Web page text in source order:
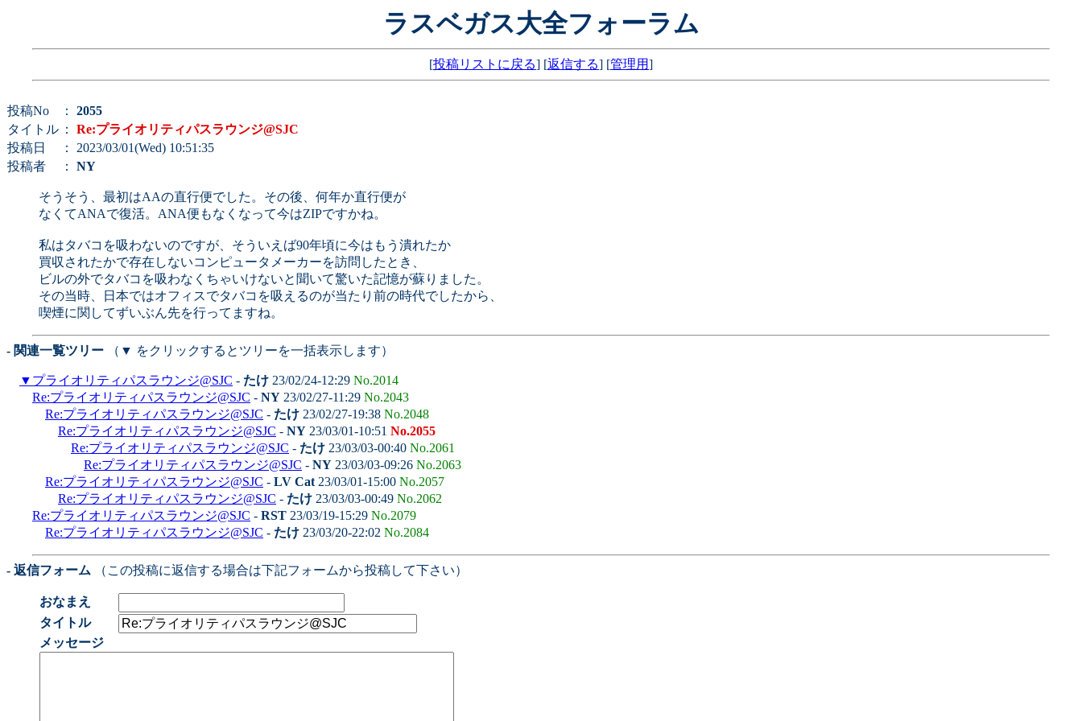
ラスベガス大全フォーラム
[投稿リストに戻る] [返信する] [管理用]
投稿No ： 2055
タイトル ： Re:プライオリティパスラウンジ@SJC
投稿日
： 2023/03/01(Wed) 10:51:35
投稿者
： NY
そうそう、最初はAAの直行便でした。その後、何年か直行便が
なくてANAで復活。ANA便もなくなって今はZIPですかね。
私はタバコを吸わないのですが、そういえば90年頃に今はもう潰れたか
買収されたかで存在しないコンピュータメーカーを訪問したとき、
ビルの外でタバコを吸わなくちゃいけないと聞いて驚いた記憶が蘇りました。
その当時、日本ではオフィスでタバコを吸えるのが当たり前の時代でしたから、
喫煙に関してずいぶん先を行ってますね。
- 関連一覧ツリー （▼ をクリックするとツリーを一括表示します）
▼ プライオリティパスラウンジ@SJC - たけ 23/02/24-12:29 No.2014
Re:プライオリティパスラウンジ@SJC - NY 23/02/27-11:29 No.2043
Re:プライオリティパスラウンジ@SJC - たけ 23/02/27-19:38 No.2048
Re:プライオリティパスラウンジ@SJC - NY 23/03/01-10:51 No.2055
Re:プライオリティパスラウンジ@SJC - たけ 23/03/03-00:40 No.2061
Re:プライオリティパスラウンジ@SJC - NY 23/03/03-09:26 No.2063
Re:プライオリティパスラウンジ@SJC - LV Cat 23/03/01-15:00 No.2057
Re:プライオリティパスラウンジ@SJC - たけ 23/03/03-00:49 No.2062
Re:プライオリティパスラウンジ@SJC - RST 23/03/19-15:29 No.2079
Re:プライオリティパスラウンジ@SJC - たけ 23/03/20-22:02 No.2084
- 返信フォーム （この投稿に返信する場合は下記フォームから投稿して下さい）
おなまえ
タイトル
メッセージ